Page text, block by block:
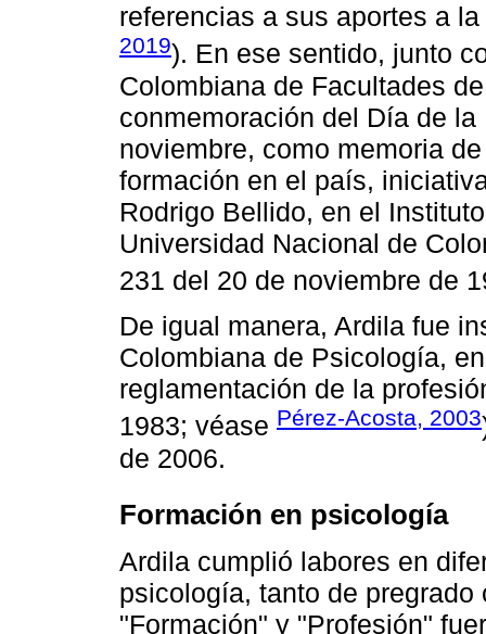
referencias a sus aportes a
2019). En ese sentido, junto
Colombiana de Facultades
conmemoración del Día de
noviembre, como memoria
formación en el país,
Rodrigo Bellido, en el
Universidad Nacional de
231 del 20 de noviembre de
De igual manera, Ardila fue
Colombiana de Psicología,
reglamentación de la
1983; véase Pérez-Acosta, 2003
de 2006.
Formación en psicología
Ardila cumplió labores en
psicología, tanto de
"Formación" y "Profesión"